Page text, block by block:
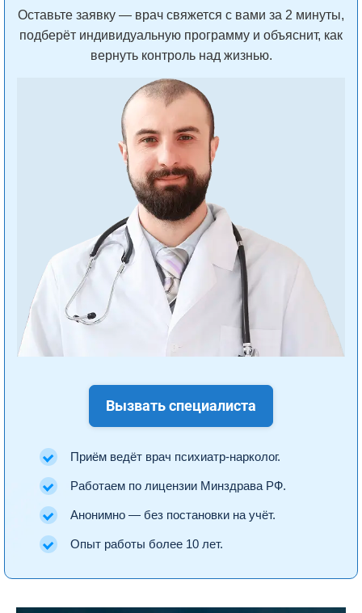
Оставьте заявку — врач свяжется с вами за 2 минуты,
подберёт индивидуальную программу и объяснит, как
вернуть контроль над жизнью.
Вызвать специалиста
Приём ведёт врач психиатр-нарколог.
Работаем по лицензии Минздрава РФ.
Анонимно — без постановки на учёт.
Опыт работы более 10 лет.